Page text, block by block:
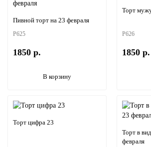
Пивной торт на 23 февраля
P625
1850 р.
В корзину
Торт
P626
1850 р.
Торт цифра 23
Торт в
февраля